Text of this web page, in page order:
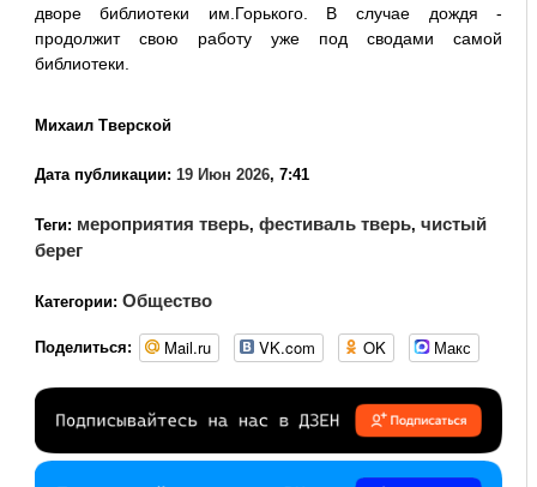
дворе библиотеки им.Горького. В случае дождя -
продолжит свою работу уже под сводами самой
библиотеки.
Михаил Тверской
Дата публикации: 19 Июн 2026, 7:41
Теги: мероприятия тверь, фестиваль тверь, чистый
берег
Категории: Общество
Поделиться: Mail.ru VK.com OK Макс